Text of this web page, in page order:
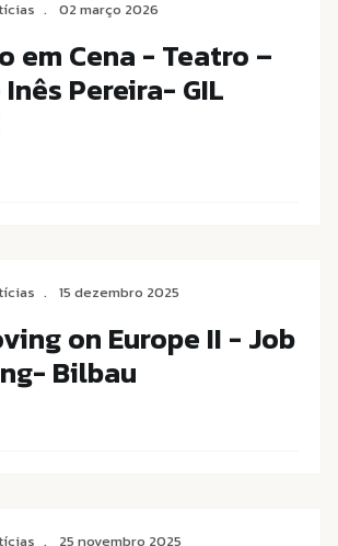
em Cena - Teatro –
Pereira- GIL
02 março 2026
on Europe II - Job
Bilbau
15 dezembro 2025
25 novembro 2025